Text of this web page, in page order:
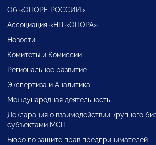
Об «ОПОРЕ РОССИИ»
Ассоциация «НП «ОПОРА»
Новости
Комитеты и Комиссии
Региональное развитие
Экспертиза и Аналитика
Международная деятельность
Декларация о взаимодействии крупного
субъектами МСП
Бюро по защите прав предпринимателей